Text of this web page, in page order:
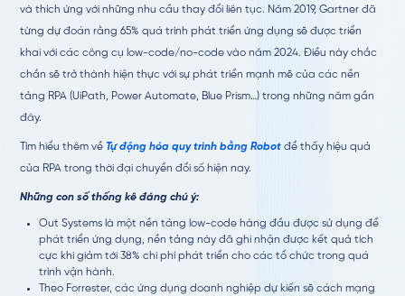
và thích ứng với những nhu cầu thay đổi liên tục. Năm 2019, Gartner đã
từng dự đoán rằng 65% quá trình phát triển ứng dụng sẽ được triển
khai với các công cụ low-code/no-code vào năm 2024. Điều này chắc
chắn sẽ trở thành hiện thực với sự phát triển mạnh mẽ của các nền
tảng RPA (UiPath, Power Automate, Blue Prism…) trong những năm gần
đây.
Tìm hiểu thêm về Tự động hóa quy trình bằng Robot để thấy hiệu quả
của RPA trong thời đại chuyển đổi số hiện nay.
Những con số thống kê đáng chú ý:
Out Systems là một nền tảng low-code hàng đầu được sử dụng để
phát triển ứng dụng, nền tảng này đã ghi nhận được kết quả tích
cực khi giảm tới 38% chi phí phát triển cho các tổ chức trong quá
trình vận hành.
Theo Forrester, các ứng dụng doanh nghiệp dự kiến sẽ cách mạng